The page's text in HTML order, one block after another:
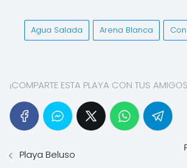
Agua Salada Arena Blanca
¡COMPARTE ESTA PLAYA CON TUS
Playa Beluso